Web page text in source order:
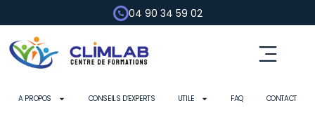
04 90 34 59 02
A PROPOS CONSEILS D’EXPERTS UTILE FAQ CONTACT